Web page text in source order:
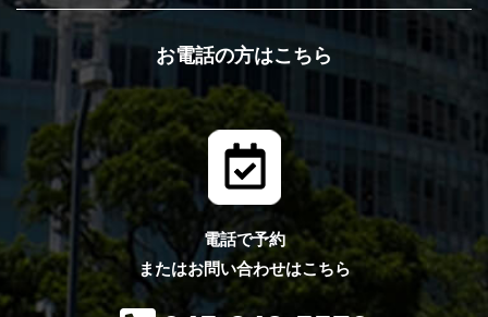
お電話の方はこちら
電話で予約
またはお問い合わせはこちら